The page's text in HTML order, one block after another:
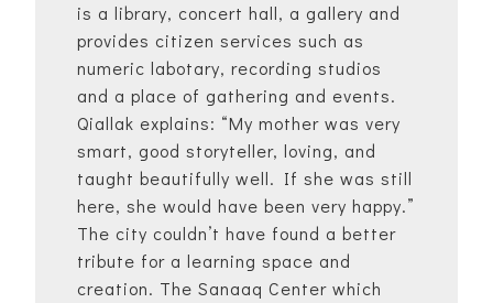
is a library, concert hall, a gallery and
provides citizen services such as
numeric labotary, recording studios
and a place of gathering and events.
Qiallak explains: “My mother was very
smart, good storyteller, loving, and
taught beautifully well. If she was still
here, she would have been very happy.”
The city couldn’t have found a better
tribute for a learning space and
creation. The Sanaaq Center which